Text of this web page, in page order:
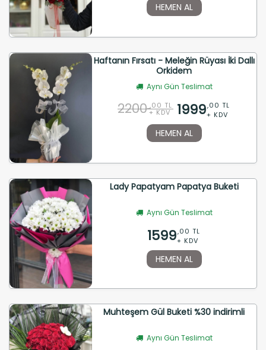
HEMEN AL
Haftanın Fırsatı - Meleğin Rüyası İki Dallı
Orkidem
Aynı Gün Teslimat
2200 ,00 TL
+ KDV 1999,00 TL
+ KDV
HEMEN AL
Lady Papatyam Papatya Buketi
Aynı Gün Teslimat
1599,00 TL
+ KDV
HEMEN AL
Muhteşem Gül Buketi %30 indirimli
Aynı Gün Teslimat